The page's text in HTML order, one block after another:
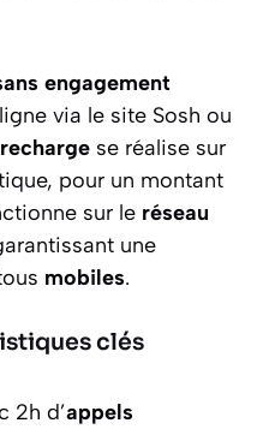
engagement
via le site Sosh ou
recharge se réalise sur
pour un montant
sur le réseau
une
mobiles.
clés
2h d’appels